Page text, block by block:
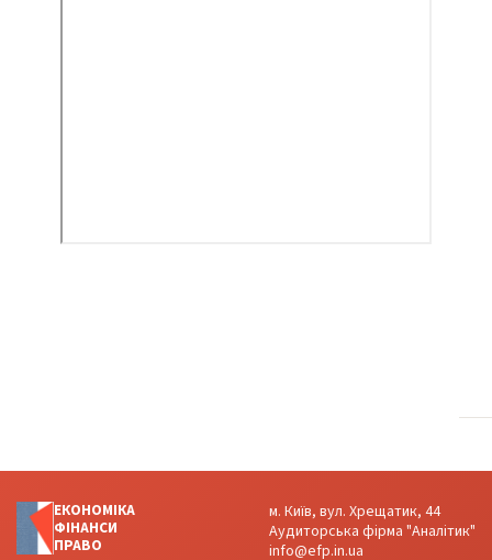
ЕКОНОМІКА
ФІНАНСИ
ПРАВО
м. Київ, вул. Хрещатик, 44
Аудиторська фірма "Аналітик"
info@efp.in.ua